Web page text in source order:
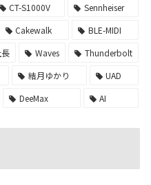
CT-S1000V
Sennheiser
Cakewalk
BLE-MIDI
Waves
Thunderbolt
結月ゆかり
UAD
DeeMax AI